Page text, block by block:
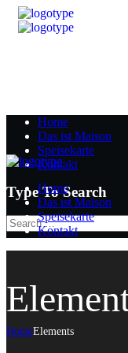
Home
Das ist Maison
Speisekarte
Kontakt
Type To Search
Home
Das ist Maison
Speisekarte
Kontakt
HomeElements